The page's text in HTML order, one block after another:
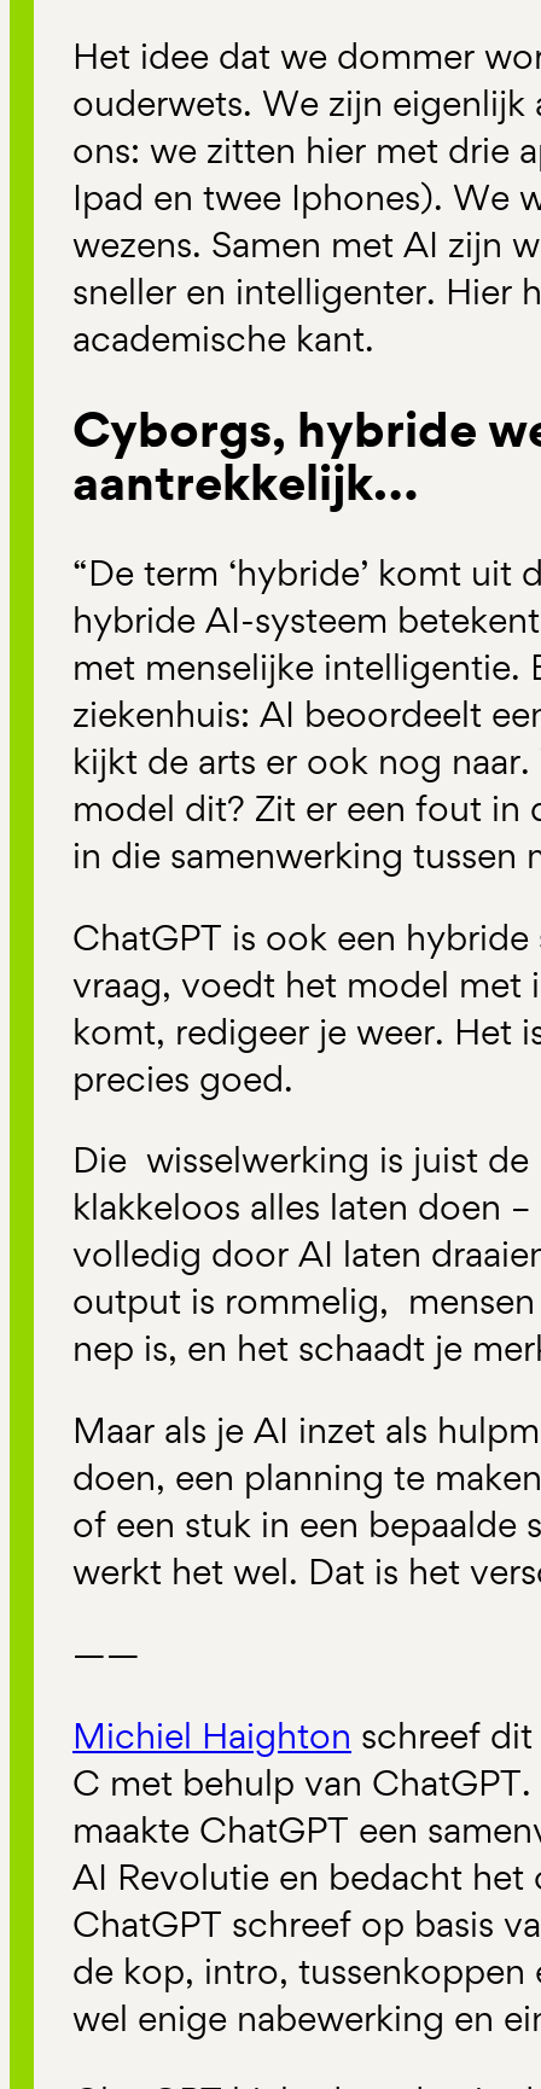
Het idee dat we dommer
ouderwets. We zijn eigenlijk
ons: we zitten hier met drie
Ipad en twee Iphones). We
wezens. Samen met AI zijn
sneller en intelligenter. Hier
academische kant.
Cyborgs, hybride
aantrekkelijk…
“De term ‘hybride’ komt uit
hybride AI-systeem
met menselijke intelligentie.
ziekenhuis: AI beoordeelt
kijkt de arts er ook nog
model dit? Zit er een fout in
in die samenwerking tussen
ChatGPT is ook een
vraag, voedt het model met
komt, redigeer je weer. Het
precies goed.
Die wisselwerking is juist
klakkeloos alles laten doen
volledig door AI laten
output is rommelig,
nep is, en het schaadt je
Maar als je AI inzet als
doen, een planning te
of een stuk in een bepaalde
werkt het wel. Dat is het
——
Michiel Haighton schreef
C met behulp van
maakte ChatGPT een
AI Revolutie en bedacht
ChatGPT schreef op basis
de kop, intro,
wel enige nabewerking en